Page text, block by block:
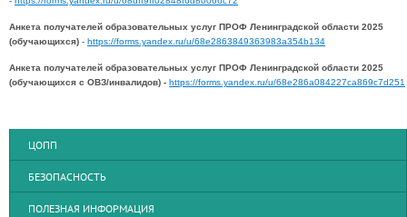
Анкета получателей образовательных услуг ПРОФ Ленинградской области 2025
(обучающихся) - https://forms.yandex.ru/u/68e2863849363983a354b134
Анкета получателей образовательных услуг ПРОФ Ленинградской области 2025
(обучающихся с ОВЗ/инвалидов) - https://forms.yandex.ru/u/68e286a084227ca869c7d251
ЦОПП
БЕЗОПАСНОСТЬ
ПОЛЕЗНАЯ ИНФОРМАЦИЯ